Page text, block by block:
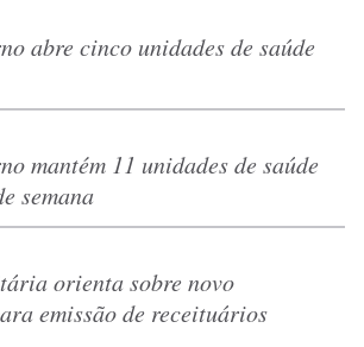
abre cinco unidades de saúde
mantém 11 unidades de saúde
semana
orienta sobre novo
emissão de receituários